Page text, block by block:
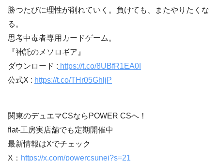
勝つたびに理性が削れていく。負けても、またやりたくな
る。
思考中毒者専用カードゲーム。
『神託のメソロギア』
ダウンロード : https://t.co/8UBfR1EA0I
公式X : https://t.co/THr05GhljP
関東のデュエマCSならPOWER CSへ！
flat-工房実店舗でも定期開催中
最新情報はXでチェック
X： https://x.com/powercsunei?s=21